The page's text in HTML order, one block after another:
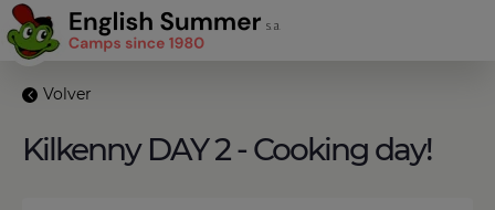
Volver
Kilkenny DAY 2 - Cooking day!